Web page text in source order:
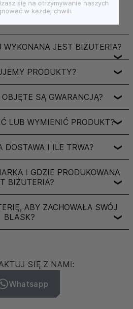
WYKONANA JEST BIŻUTERIA?
❯
PRODUKTY? ❯
SĄ GWARANCJĄ? ❯
LUB WYMIENIĆ PRODUKT?❯
DOSTAWA I ILE TRWA? ❯
I GDZIE PRODUKOWANA
BIŻUTERIA?
❯
ABY ZACHOWAŁA SWÓJ
BLASK?
❯
SIĘ Z NAMI:
Whatsapp
się na otrzymywanie naszych
w każdej chwili.